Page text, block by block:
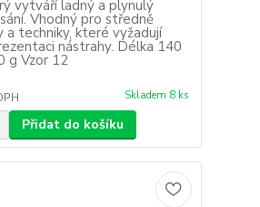
vytváří ladný a plynulý
Vhodný pro středně
a techniky, které vyžadují
nástrahy. Délka 140
g Vzor 12
Skladem 8 ks
Přidat do košíku